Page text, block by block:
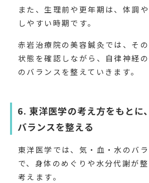
また、生理前や更年期は、体調
しやすい時期です。
赤岩治療院の美容鍼灸では、そ
状態を確認しながら、自律神経
のバランスを整えていきます。
6. 東洋医学の考え方をもとに
バランスを整える
東洋医学では、気・血・水のバ
で、身体のめぐりや水分代謝が
考えます。